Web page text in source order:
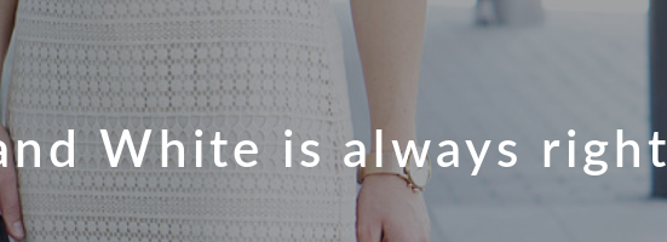
White is always right